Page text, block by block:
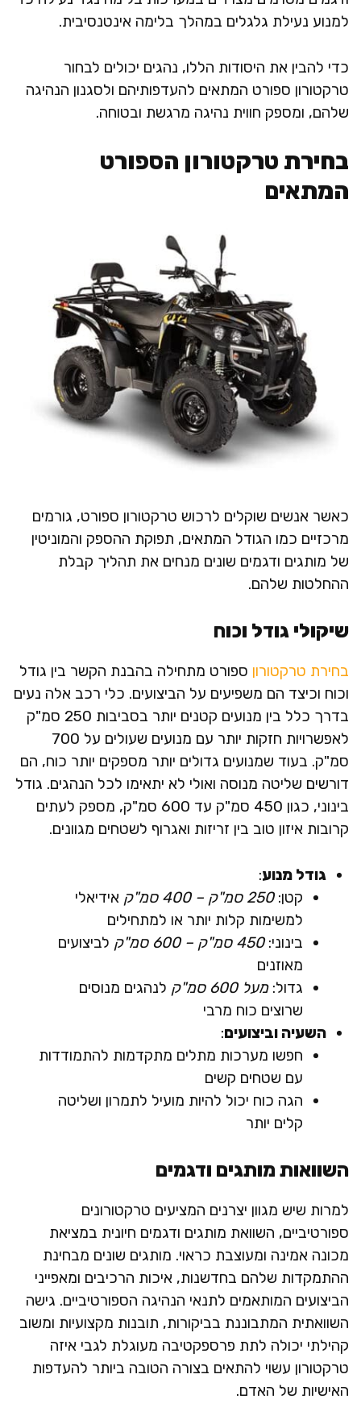
למנוע נעילת גלגלים במהלך בלימה אינטנסיבית.
כדי להבין את היסודות הללו, נהגים יכולים לבחור
טרקטורון ספורט המתאים להעדפותיהם ולסגנון הנהיגה
שלהם, ומספק חווית נהיגה מרגשת ובטוחה.
בחירת טרקטורון הספורט
המתאים
כאשר אנשים שוקלים לרכוש טרקטורון ספורט, גורמים
מרכזיים כמו הגודל המתאים, תפוקת ההספק והמוניטין
של מותגים ודגמים שונים מנחים את תהליך קבלת
ההחלטות שלהם.
שיקולי גודל וכוח
בחירת טרקטורון ספורט מתחילה בהבנת הקשר בין גודל
וכוח וכיצד הם משפיעים על הביצועים. כלי רכב אלה נעים
בדרך כלל בין מנועים קטנים יותר בסביבות 250 סמ"ק
לאפשרויות חזקות יותר עם מנועים שעולים על 700
סמ"ק. בעוד שמנועים גדולים יותר מספקים יותר כוח, הם
דורשים שליטה מנוסה ואולי לא יתאימו לכל הנהגים. גודל
בינוני, כגון 450 סמ"ק עד 600 סמ"ק, מספק לעתים
קרובות איזון טוב בין זריזות ואגרוף לשטחים מגוונים.
גודל מנוע:
קטן:250 סמ"ק – 400 סמ"ק
אידיאלי
למשימות קלות יותר או למתחילים
בינוני:450 סמ"ק – 600 סמ"ק
לביצועים
מאוזנים
גדול:מעל 600 סמ"ק
לנהגים מנוסים
שרוצים כוח מרבי
השעיה וביצועים:
חפשו מערכות מתלים מתקדמות להתמודדות
עם שטחים קשים
הגה כוח יכול להיות מועיל לתמרון ושליטה
קלים יותר
השוואות מותגים ודגמים
למרות שיש מגוון יצרנים המציעים טרקטורונים
ספורטיביים, השוואת מותגים ודגמים חיונית במציאת
מכונה אמינה ומעוצבת כראוי. מותגים שונים מבחינת
ההתמקדות שלהם בחדשנות, איכות הרכיבים ומאפייני
הביצועים המותאמים לתנאי הנהיגה הספורטיביים. גישה
השוואתית המתבוננת בביקורות, תובנות מקצועיות ומשוב
קהילתי יכולה לתת פרספקטיבה מעוגלת לגבי איזה
טרקטורון עשוי להתאים בצורה הטובה ביותר להעדפות
האישיות של האדם.